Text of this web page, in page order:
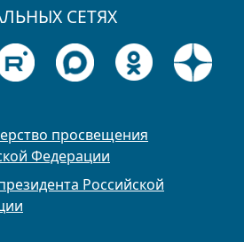
СЕТЯХ
просвещения
Федерации
Российской